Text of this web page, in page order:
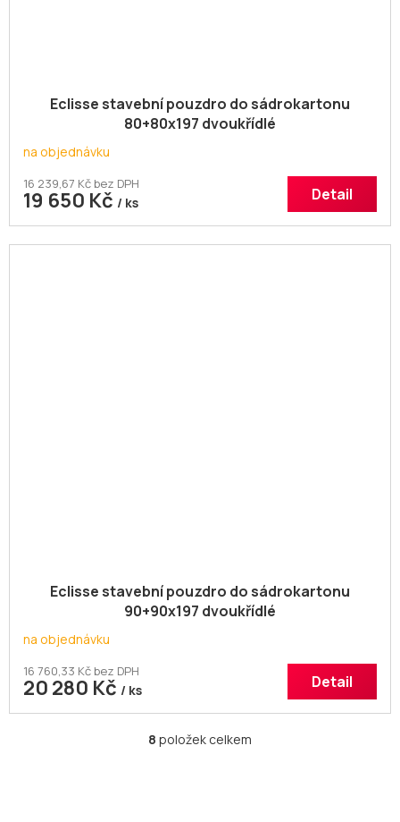
Eclisse stavební pouzdro do sádrokartonu
80+80x197 dvoukřídlé
na objednávku
16 239,67 Kč bez DPH
19 650 Kč / ks Detail
Eclisse stavební pouzdro do sádrokartonu
90+90x197 dvoukřídlé
na objednávku
16 760,33 Kč bez DPH
20 280 Kč / ks Detail
O
8 položek celkem